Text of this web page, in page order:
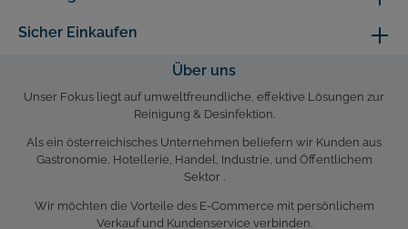
Sicher Einkaufen
Über uns
Unser Fokus liegt auf umweltfreundliche, effektive Lösungen zur
Reinigung & Desinfektion.
Als ein österreichisches Unternehmen beliefern wir Kunden aus
Gastronomie, Hotellerie, Handel, Industrie, und Öffentlichem
Sektor .
Wir möchten die Vorteile des E-Commerce mit persönlichem
Verkauf und Kundenservice verbinden.